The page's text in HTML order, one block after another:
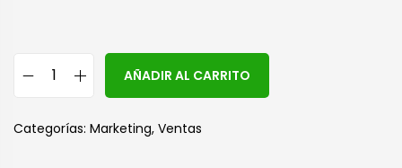
AÑADIR AL CARRITO
Categorías: Marketing, Ventas